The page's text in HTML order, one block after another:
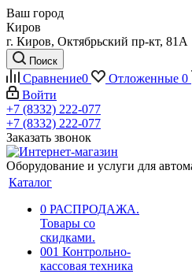
Ваш город
Киров
г. Киров, Октябрьский пр-кт, 81А
Поиск
Сравнение0 Отложенные 0
Войти
+7 (8332) 222-077
+7 (8332) 222-077
Заказать звонок
Оборудование и услуги для
Каталог
0 РАСПРОДАЖА.
Товары со
скидками.
001 Контрольно-
кассовая техника